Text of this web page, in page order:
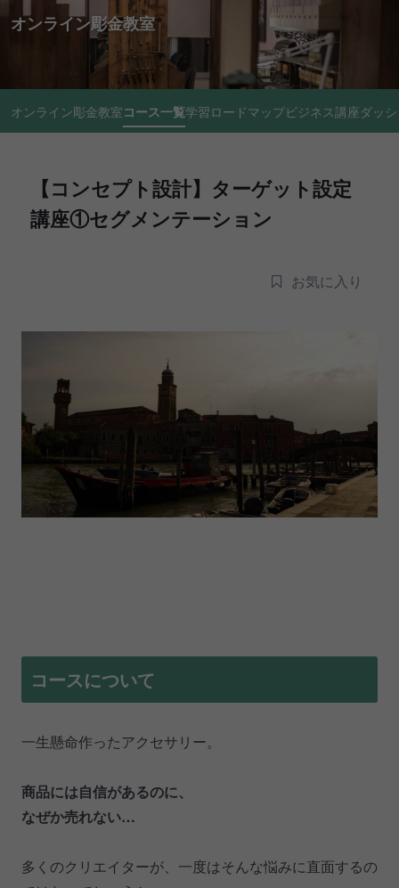
オンライン彫金教室
オンライン彫金教室コース一覧学習ロードマップビジネス講座ダッ
【コンセプト設計】ターゲット設定
講座①セグメンテーション
お気に入り
コースについて
一生懸命作ったアクセサリー。
商品には自信があるのに、
なぜか売れない…
多くのクリエイターが、一度はそんな悩みに直面するの